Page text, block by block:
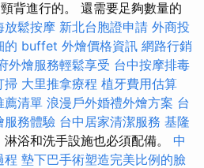
背進行的。 還需要足夠數量的
放鬆按摩 新北台胞證申請 外商投
的 buffet 外燴價格資訊 網路行銷
外燴服務輕鬆享受 台中按摩排毒
掃 大里推拿療程 植牙費用估算
薦清單 浪漫戶外婚禮外燴方案 台
服務體驗 台中居家清潔服務 基隆
浴和洗手設施也必須配備。 中
程 墊下巴手術塑造完美比例的臉